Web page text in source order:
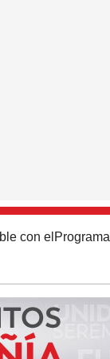
con el Programa